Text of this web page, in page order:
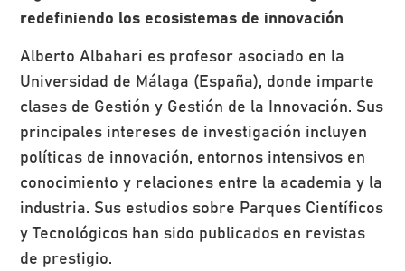
redefiniendo los ecosistemas de innovación
Alberto Albahari es profesor asociado en la
Universidad de Málaga (España), donde imparte
clases de Gestión y Gestión de la Innovación. Sus
principales intereses de investigación incluyen
políticas de innovación, entornos intensivos en
conocimiento y relaciones entre la academia y la
industria. Sus estudios sobre Parques Científicos
y Tecnológicos han sido publicados en revistas
de prestigio.